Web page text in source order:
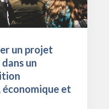
un projet
un
économique et